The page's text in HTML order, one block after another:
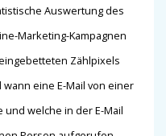
Auswertung des
Marketing-Kampagnen
Zählpixels
eine E-Mail von einer
welche in der E-Mail